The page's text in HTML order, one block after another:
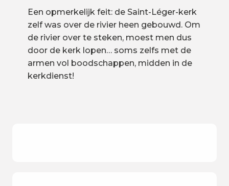
Een opmerkelijk feit: de Saint-Léger-kerk
zelf was over de rivier heen gebouwd. Om
de rivier over te steken, moest men dus
door de kerk lopen… soms zelfs met de
armen vol boodschappen, midden in de
kerkdienst!